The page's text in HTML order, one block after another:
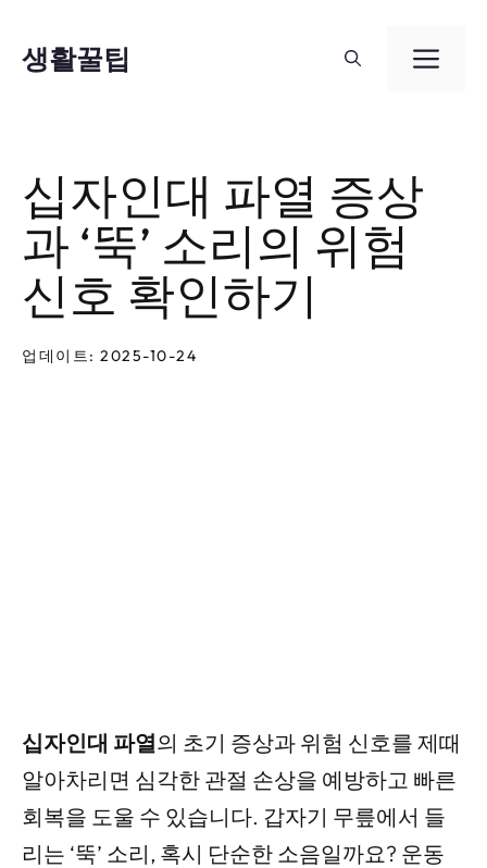
생활꿀팁
메
십자인대 파열 증상
과 ‘뚝’ 소리의 위험
신호 확인하기
업데이트: 2025-10-24
십자인대 파열의 초기 증상과 위험 신호를 제때
알아차리면 심각한 관절 손상을 예방하고 빠른
회복을 도울 수 있습니다. 갑자기 무릎에서 들
리는 ‘뚝’ 소리, 혹시 단순한 소음일까요? 운동